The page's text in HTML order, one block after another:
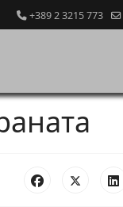
+389 2 3215 773